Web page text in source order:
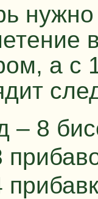
нужно
а с
– 8